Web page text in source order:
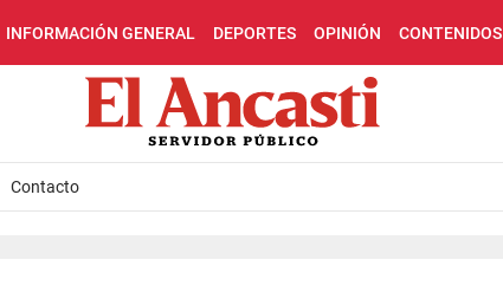
INFORMACIÓN GENERAL DEPORTES OPINIÓN CONTENIDOS
Contacto